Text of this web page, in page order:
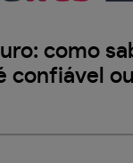
como
confiável